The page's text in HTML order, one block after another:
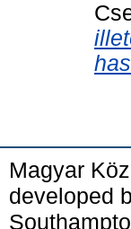
Magyar
developed